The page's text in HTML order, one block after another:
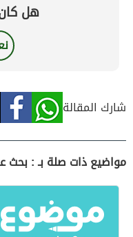
هل
شارك المقالة
مواضيع ذات صلة بـ : بحث